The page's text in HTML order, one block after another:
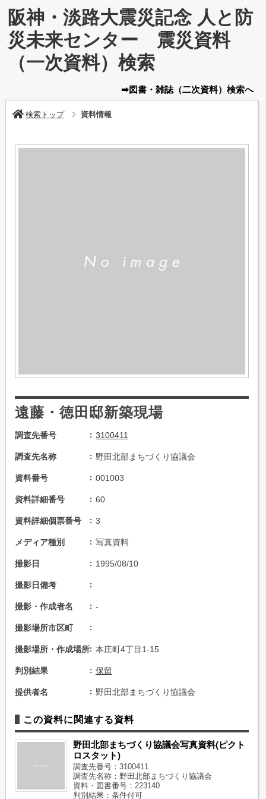
阪神・淡路大震災記念 人と防
災未来センター 震災資料
（一次資料）検索
➡図書・雑誌（二次資料） 検索へ
検索トップ 資料情報
遠藤・徳田邸新築現場
調査先番号 3100411
調査先名称 野田北部まちづくり協議会
資料番号 001003
資料詳細番号 60
資料詳細個票番号 3
メディア種別 写真資料
撮影日 1995/08/10
撮影日備考
撮影・作成者名 -
撮影場所市区町
撮影場所・作成場所 本庄町4丁目1-15
判別結果 保留
提供者名 野田北部まちづくり協議会
この資料に関連する資料
野田北部まちづくり協議会写真資料(ピクト
ロスタット)
調査先番号：3100411
調査先名称：野田北部まちづくり協議会
資料・図書番号：223140
判別結果：条件付可